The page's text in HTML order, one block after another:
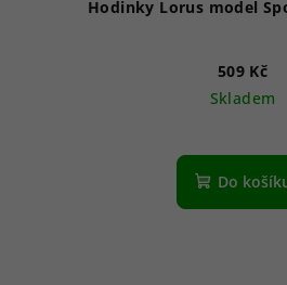
Hodinky Lorus model
509 Kč
Skladem
Do